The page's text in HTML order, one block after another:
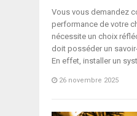
Vous vous demandez
performance de votre
nécessite un choix
doit posséder un
En effet, installer un
26 novembre 2025